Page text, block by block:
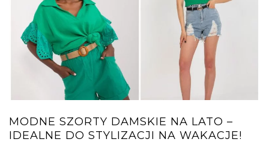
MODNE SZORTY DAMSKIE NA LATO –
IDEALNE DO STYLIZACJI NA WAKACJE!